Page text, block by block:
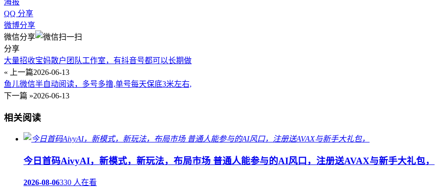
QQ 分享
微博分享
微信分享
分享
大量招收宝妈散户团队工作室，有抖音号都可以长期做
« 上一篇2026-06-13
鱼儿微信半自动阅读，多号多撸,单号每天保底3米左右,
下一篇 »2026-06-13
相关阅读
今日首码AivyAI，新模式，新玩法，布局市场 普通人能参与的AI风口，注册送AVAX与新手大礼包，
2026-08-06330 人在看